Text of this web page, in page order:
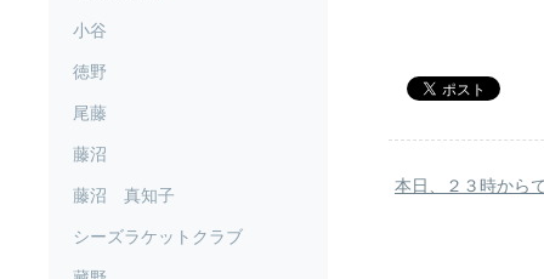
本日、２３時から
小谷
徳野
尾藤
藤沼
藤沼 真知子
シーズラケットクラブ